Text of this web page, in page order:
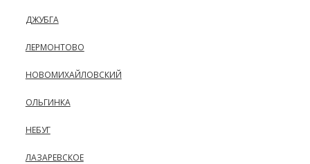
ДЖУБГА
ЛЕРМОНТОВО
НОВОМИХАЙЛОВСКИЙ
ОЛЬГИНКА
НЕБУГ
ЛАЗАРЕВСКОЕ